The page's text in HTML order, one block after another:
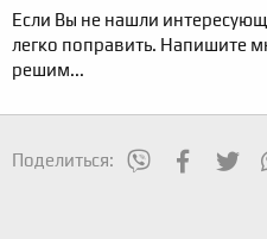
Если Вы не нашли
легко поправить. Напишите
решим...
Поделиться: mes_viber